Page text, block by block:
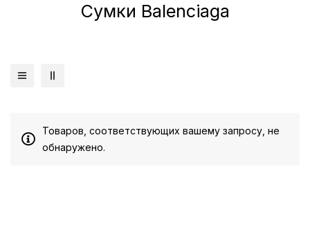
Сумки Balenciaga
Товаров, соответствующих вашему запросу, не
обнаружено.